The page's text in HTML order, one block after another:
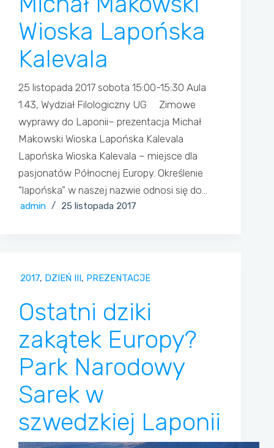
Wioska Lapońska
Kalevala
25 listopada 2017 sobota 15:00-15:30 Aula
1.43, Wydział Filologiczny UG Zimowe
wyprawy do Laponii– prezentacja Michał
Makowski Wioska Lapońska Kalevala
Lapońska Wioska Kalevala – miejsce dla
pasjonatów Północnej Europy. Określenie
“lapońska” w naszej nazwie odnosi się do…
admin 25 listopada 2017
2017, DZIEŃ III, PREZENTACJE
Ostatni dziki
zakątek Europy?
Park Narodowy
Sarek w
szwedzkiej Laponii